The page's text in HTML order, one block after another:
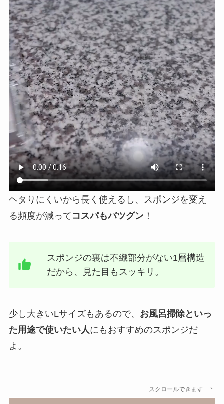
ヘタりにくいから長く使えるし、スポンジを変え
る頻度が減って コスパもバツグン！
スポンジの裏は不織部分がない1層構造
だから、見た目もスッキリ。
少し大きいLサイズもあるので、 お風呂掃除といっ
た用途で使いたい人 にもおすすめのスポンジだ
よ。
スクロールできます